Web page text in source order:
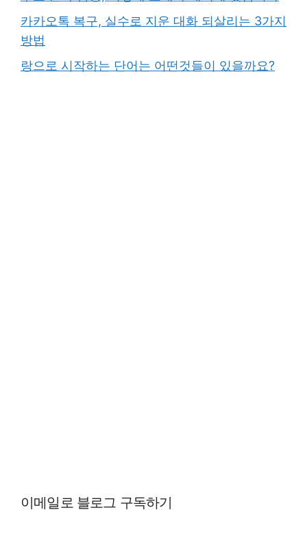
카카오톡 복구, 실수로 지운 대화 되살리는 3가지
방법
랑으로 시작하는 단어는 어떤것들이 있을까요?
이메일로 블로그 구독하기